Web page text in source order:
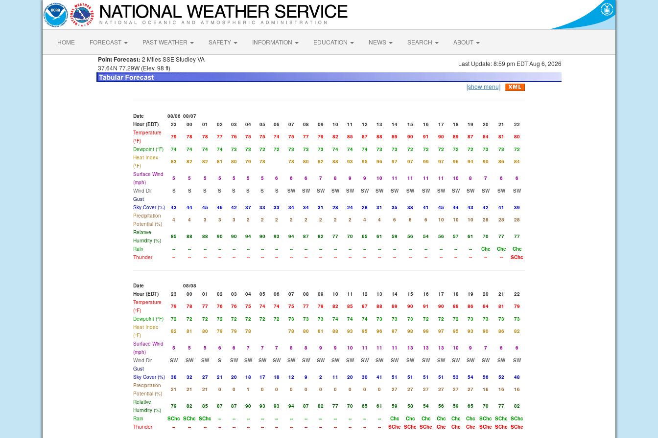
HOME FORECAST PAST WEATHER SAFETY INFORMATION EDUCATION NEWS SEARCH ABOUT
Point Forecast: 2 Miles SSE Studley VA
37.64N 77.29W (Elev. 98 ft)
Last Update: 8:59 pm EDT Aug 6, 2026
[show menu]
Date 08/06 08/07
Hour (EDT)
23 00 01 02 03 04 05 06 07 08 09 10 11 12 13 14 15 16 17 18 19 20 21
22
Temperature
(°F)
79 78 78 77 76 75 75 74 75 77 79 82 85 87 88 89 90 91 90 89 87 84 81
80
Dewpoint (°F)
74 74 74 74 73 73 72 72 73 73 73 74 74 74 73 73 72 72 72 72 72 73 73
72
Heat Index
(°F)
83 82 82 81 80 79 78 78 80 82 88 93 95 96 97 97 99 97 96 94 90 86
84
Surface Wind
(mph)
5 5 5 5 5 5 5 6 6 6 7 8 9 9 10 11 11 11 11 10 8 7 6
6
Wind Dir
S S S S S S S S SW SW SW SW SW SW SW SW SW SW SW SW SW SW SW
SW
Gust
Sky Cover (%)
43 44 45 46 42 37 33 33 34 34 31 28 24 28 31 35 38 41 45 44 43 42 41
39
Precipitation
Potential (%)
4 4 3 3 3 2 2 2 2 2 2 2 2 4 4 6 6 6 10 10 10 28 28
28
Relative
Humidity (%)
85 88 88 90 90 94 90 93 94 87 82 77 70 65 61 59 56 54 56 57 61 70 77
77
Rain
-- -- -- -- -- -- -- -- -- -- -- -- -- -- -- -- -- -- -- -- -- Chc Chc
Chc
Thunder
-- -- -- -- -- -- -- -- -- -- -- -- -- -- -- -- -- -- -- -- -- -- -- SChc
Date
08/08
Hour (EDT)
23 00 01 02 03 04 05 06 07 08 09 10 11 12 13 14 15 16 17 18 19 20 21
22
Temperature
(°F)
79 78 77 76 76 75 74 74 75 77 79 82 85 87 88 89 90 91 90 88 86 84 81
79
Dewpoint (°F)
72 72 72 72 72 72 72 72 73 73 73 74 74 74 73 73 73 72 72 72 73 73 73
73
Heat Index
(°F)
82 81 80 79 79 78 78 80 81 88 93 95 96 97 98 99 97 95 93 90 86
82
Surface Wind
(mph)
5 5 5 6 6 7 7 7 8 8 9 9 10 11 11 11 13 13 13 10 9 7 6
6
Wind Dir
SW SW SW S SW SW SW SW SW SW SW SW SW SW SW SW SW SW SW SW SW SW SW
SW
Gust
Sky Cover (%)
38 32 27 21 20 18 17 18 12 9 2 11 20 30 41 51 51 51 51 53 54 56 52
48
Precipitation
Potential (%)
21 21 21 0 0 1 0 0 0 0 0 0 0 0 0 27 27 27 27 27 27 16 16
16
Relative
Humidity (%)
79 82 85 87 87 90 93 93 94 87 82 77 70 65 61 59 58 54 56 59 65 70 77
82
Rain
SChc SChc SChc -- -- -- -- -- -- -- -- -- -- -- -- Chc Chc Chc Chc Chc Chc SChc SChc SChc
Thunder
-- -- -- -- -- -- -- -- -- -- -- -- -- -- -- SChc SChc SChc Chc Chc Chc SChc SChc SChc